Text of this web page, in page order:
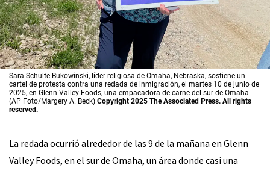
Sara Schulte-Bukowinski, líder religiosa de Omaha, Nebraska, sostiene un
cartel de protesta contra una redada de inmigración, el martes 10 de junio de
2025, en Glenn Valley Foods, una empacadora de carne del sur de Omaha.
(AP Foto/Margery A. Beck) Copyright 2025 The Associated Press. All rights
reserved.
La redada ocurrió alrededor de las 9 de la mañana en Glenn
Valley Foods, en el sur de Omaha, un área donde casi una